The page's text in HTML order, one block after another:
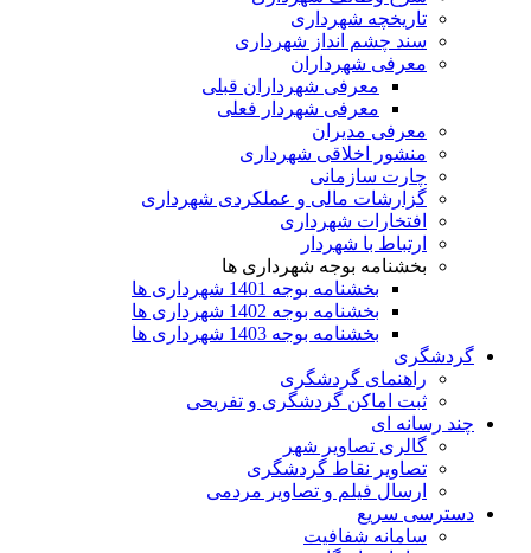
تاریخچه شهرداری
سند چشم انداز شهرداری
معرفی شهرداران
معرفی شهرداران قبلی
معرفی شهردار فعلی
معرفی مدیران
منشور اخلاقی شهرداری
چارت سازمانی
گزارشات مالی و عملکردی شهرداری
افتخارات شهرداری
ارتباط با شهردار
بخشنامه بوجه شهرداری ها
بخشنامه بوجه 1401 شهرداری ها
بخشنامه بوجه 1402 شهرداری ها
بخشنامه بوجه 1403 شهرداری ها
گردشگری
راهنمای گردشگری
ثبت اماکن گردشگری و تفریحی
چند رسانه ای
گالری تصاویر شهر
تصاویر نقاط گردشگری
ارسال فیلم و تصاویر مردمی
دسترسی سریع
سامانه شفافیت